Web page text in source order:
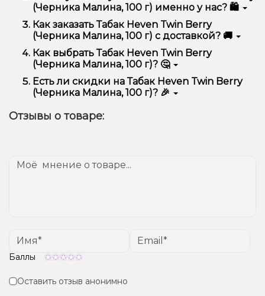
отличается высоким качеством, удобством
использования и надежностью.
(Черника Малина, 100 г) именно у нас? 🛍️
Мы предлагаем только оригинальную продукцию,
широкий ассортимент, выгодные цены и быструю
доставку. Кроме того, у нас регулярные акции и
скидки для клиентов!
Как заказать Табак Heven Twin Berry
(Черника Малина, 100 г) с доставкой? 🚚
Оформить заказ можно в несколько кликов:
Добавьте Табак Heven Twin Berry (Черника
Малина, 100 г) в корзину.
Перейдите к оформлению заказа.
доставки.
Подтвердите заказ – мы быстро отправим его
Как выбрать Табак Heven Twin Berry
(Черника Малина, 100 г)? 🤔
Выбор зависит от ваших предпочтений – например,
если это кальян, учитывайте размер, материал и тип
чаши, если вейп – мощность и вкус. Наши
Есть ли скидки на Табак Heven Twin Berry
(Черника Малина, 100 г)? 🎉
специальные предложения. Следите за
Отзывы о товаре:
Баллы
Оставить отзыв анонимно